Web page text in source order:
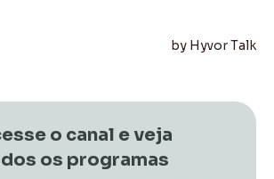
o canal e veja
os programas